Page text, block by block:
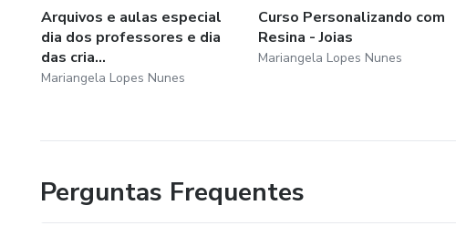
Arquivos e aulas especial
dia dos professores e dia
das cria...
Mariangela Lopes Nunes
Curso Personalizando com
Resina - Joias
Mariangela Lopes Nunes
Perguntas Frequentes